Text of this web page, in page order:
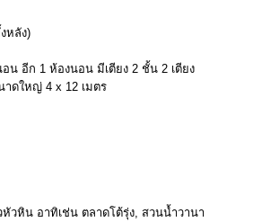
หลัง)
น อีก 1 ห้องนอน มีเตียง 2 ชั้น 2 เตียง
ดใหญ่ 4 x 12 เมตร
วหิน อาทิเช่น ตลาดโต้รุ่ง, สวนน้ำวานา